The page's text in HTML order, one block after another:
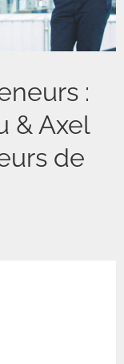
:
& Axel
de